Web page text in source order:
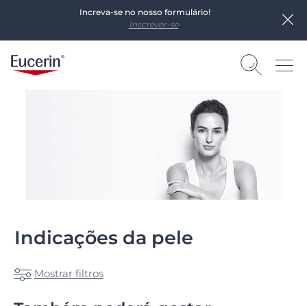
Increva-se no nosso formulário!
Inscrever-se
Indicações da pele
Mostrar filtros